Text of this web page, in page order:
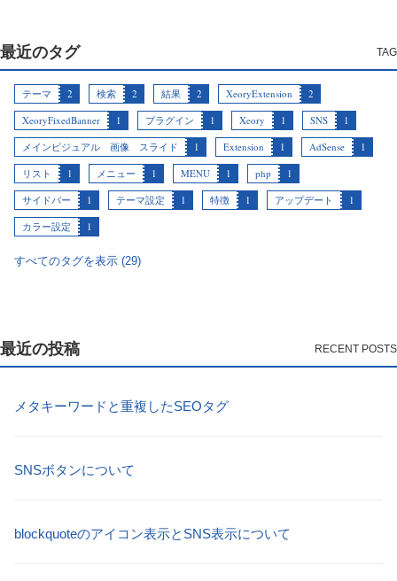
最近のタグ
テーマ 2 検索 2 結果 2 XeoryExtension
2
XeoryFixedBanner
1 プラグイン 1 Xeory 1 SNS
1
メインビジュアル 画像 スライド
1 Extension 1 AdSense
1
リスト
1 メニュー 1 MENU 1 php
1
サイドバー
1 テーマ設定 1 特徴 1 アップデート
1
カラー設定
1
すべてのタグを表示 (29)
最近の投稿
メタキーワードと重複したSEOタグ
SNSボタンについて
blockquoteのアイコン表示とSNS表示について